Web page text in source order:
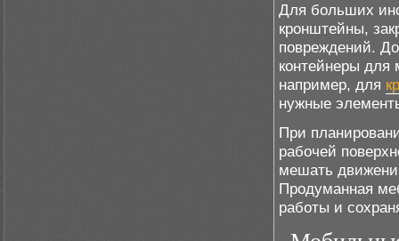
Для больших
кронштейны,
повреждений.
контейнеры для
например, для
нужные
При
рабочей
мешать
Продуманная
работы и